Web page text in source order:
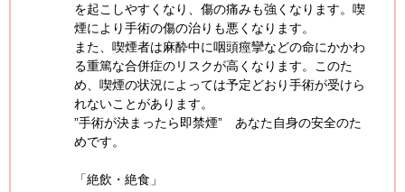
を起こしやすくなり、傷の痛みも強くなります。喫
煙により手術の傷の治りも悪くなります。
また、喫煙者は麻酔中に咽頭痙攣などの命にかかわ
る重篤な合併症のリスクが高くなります。このた
め、喫煙の状況によっては予定どおり手術が受けら
れないことがあります。
”手術が決まったら即禁煙” あなた自身の安全のた
めです。
「絶飲・絶食」